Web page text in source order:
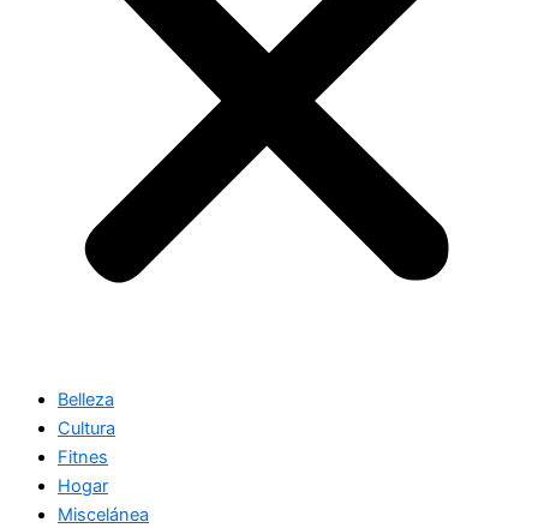
Belleza
Cultura
Fitnes
Hogar
Miscelánea